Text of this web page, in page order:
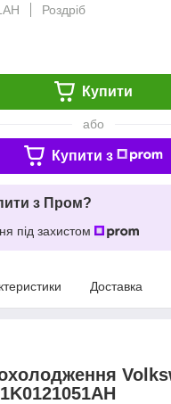
Роздріб
Купити
або
Купити з
з Пром?
під захистом
Доставка